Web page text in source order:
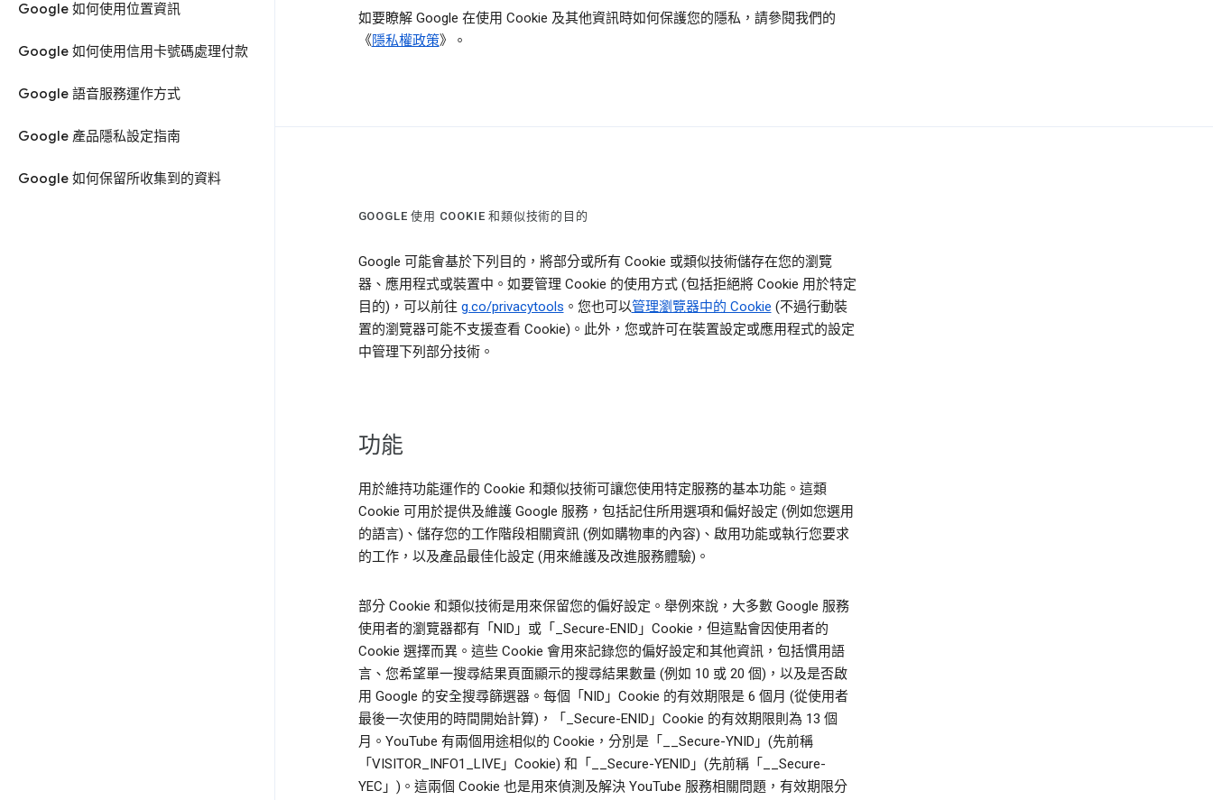
Google 如何使用位置資訊
Google 如何使用信用卡號碼處理付款
Google 語音服務運作方式
Google 產品隱私設定指南
Google 如何保留所收集到的資料
如要瞭解 Google 在使用 Cookie 及其他資訊時如何保護您的隱私，請參閱我們的
《隱私權政策》。
GOOGLE 使用 COOKIE 和類似技術的目的
Google 可能會基於下列目的，將部分或所有 Cookie 或類似技術儲存在您的瀏覽
器、應用程式或裝置中。如要管理 Cookie 的使用方式 (包括拒絕將 Cookie 用於特定
目的)，可以前往 g.co/privacytools 。您也可以管理瀏覽器中的 Cookie (不過行動裝
置的瀏覽器可能不支援查看 Cookie)。此外，您或許可在裝置設定或應用程式的設定
中管理下列部分技術。
功能
用於維持功能運作的 Cookie 和類似技術可讓您使用特定服務的基本功能。這類
Cookie 可用於提供及維護 Google 服務，包括記住所用選項和偏好設定 (例如您選用
的語言)、儲存您的工作階段相關資訊 (例如購物車的內容)、啟用功能或執行您要求
的工作，以及產品最佳化設定 (用來維護及改進服務體驗)。
部分 Cookie 和類似技術是用來保留您的偏好設定。舉例來說，大多數 Google 服務
使用者的瀏覽器都有「NID」或「_Secure-ENID」Cookie，但這點會因使用者的
Cookie 選擇而異。這些 Cookie 會用來記錄您的偏好設定和其他資訊，包括慣用語
言、您希望單一搜尋結果頁面顯示的搜尋結果數量 (例如 10 或 20 個)，以及是否啟
用 Google 的安全搜尋篩選器。每個「NID」Cookie 的有效期限是 6 個月 (從使用者
最後一次使用的時間開始計算)，「_Secure-ENID」Cookie 的有效期限則為 13 個
月。YouTube 有兩個用途相似的 Cookie，分別是「__Secure-YNID」(先前稱
「VISITOR_INFO1_LIVE」Cookie) 和「__Secure-YENID」(先前稱「__Secure-
YEC」)。這兩個 Cookie 也是用來偵測及解決 YouTube 服務相關問題，有效期限分